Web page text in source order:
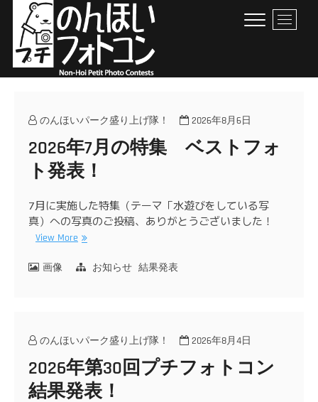
content
M
e
B
o
のんほいパーク盛り上げ隊！ 2026年8月6日
2026年7月の特集 ベストフォ
ト発表！
7月に実施した特集（テーマ「水遊びをしている写
真）への写真のご投稿、ありがとうございました！
View More
画像 お知らせ 結果発表
のんほいパーク盛り上げ隊！ 2026年8月4日
2026年第30回プチフォトコン
結果発表！